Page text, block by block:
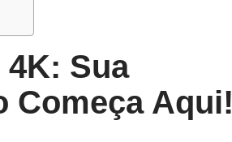
Sua
Começa Aqui!